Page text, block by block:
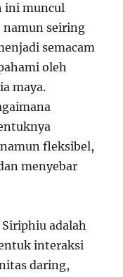
ini muncul
namun seiring
semacam
oleh
maya.
fleksibel,
menyebar
adalah
interaksi
daring,